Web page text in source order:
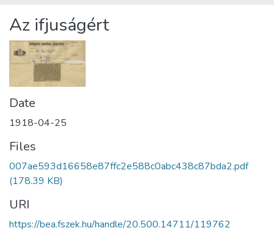
Statistics
About us
Az ifjuságért
Date
1918-04-25
Files
007ae593d16658e87ffc2e588c0abc438c87bda2.pdf
(178.39 KB)
URI
https://bea.fszek.hu/handle/20.500.14711/119762